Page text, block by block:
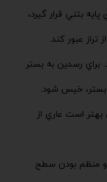
بتني قرار گيرد،
عبور كند.
براي رسدين به بستر
بستر، خيس شود.
بهتر است عاري از
و منظم بودن سطح